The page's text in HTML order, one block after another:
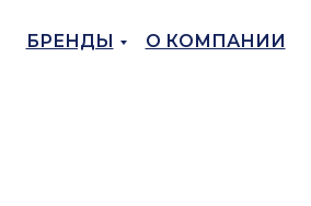
О КОМПАНИИ
БРЕНДЫ